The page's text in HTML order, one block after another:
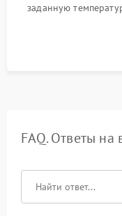
заданную
компрессора,
срабатывания
FAQ. Ответы на